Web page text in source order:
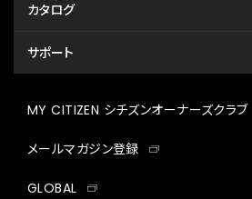
カタログ
サポート
MY CITIZEN シチズンオーナーズクラブ
メールマガジン登録
GLOBAL